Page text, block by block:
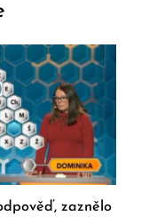
zaznělo